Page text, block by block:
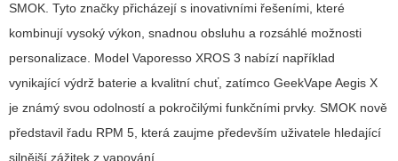
SMOK. Tyto značky přicházejí s inovativními řešeními, které
kombinují vysoký výkon, snadnou obsluhu a rozsáhlé možnosti
personalizace. Model Vaporesso XROS 3 nabízí například
vynikající výdrž baterie a kvalitní chuť, zatímco GeekVape Aegis X
je známý svou odolností a pokročilými funkčními prvky. SMOK nově
představil řadu RPM 5, která zaujme především uživatele hledající
silnější zážitek z vapování.